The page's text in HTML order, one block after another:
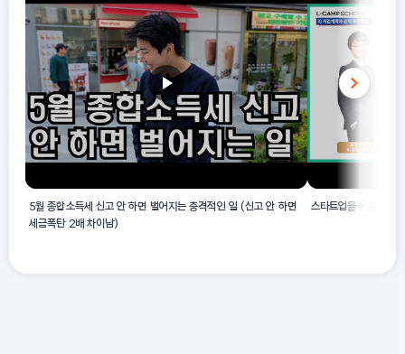
5월 종합소득세 신고 안 하면 벌어지는 충격적인 일 (신고 안 하면
세금폭탄 2배 차이남)
스타트업을 위한 수익